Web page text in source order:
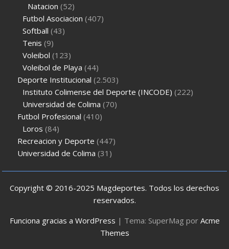
Natacion (52)
Futbol Asociacion (407)
Softball (43)
Tenis (9)
Voleibol (123)
Voleibol de Playa (44)
Deporte Institucional (2.503)
Instituto Colimense del Deporte (INCODE) (222)
Universidad de Colima (70)
Futbol Profesional (410)
Loros (84)
Recreacion y Deporte (447)
Universidad de Colima (31)
Copyright © 2016-2025 Magdeportes. Todos los derechos
reservados.
Funciona gracias a WordPress | Tema: SuperMag por Acme
Themes